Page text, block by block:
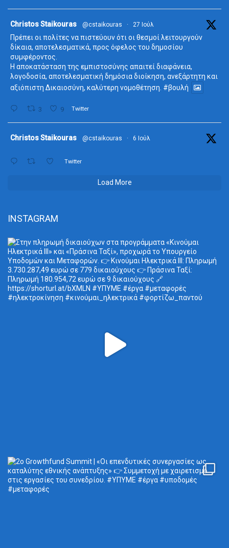
Christos Staikouras @cstaikouras · 27 Ιούλ
Πρέπει οι πολίτες να πιστεύουν ότι οι θεσμοί λειτουργούν
δίκαια, αποτελεσματικά, προς όφελος του δημοσίου
συμφέροντος.
Η αποκατάσταση της εμπιστοσύνης απαιτεί διαφάνεια,
λογοδοσία, αποτελεσματική δημόσια διοίκηση, ανεξάρτητη και
αξιόπιστη Δικαιοσύνη, καλύτερη νομοθέτηση. #βουλή
3 9 Twitter
Christos Staikouras @cstaikouras · 6 Ιούλ
Twitter
Load More
INSTAGRAM